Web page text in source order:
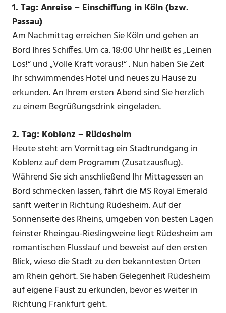
1. Tag: Anreise – Einschiffung in Köln (bzw.
Passau)
Am Nachmittag erreichen Sie Köln und gehen an
Bord Ihres Schiffes. Um ca. 18:00 Uhr heißt es „Leinen
Los!“ und „Volle Kraft voraus!“ . Nun haben Sie Zeit
Ihr schwimmendes Hotel und neues zu Hause zu
erkunden. An Ihrem ersten Abend sind Sie herzlich
zu einem Begrüßungsdrink eingeladen.
2. Tag: Koblenz – Rüdesheim
Heute steht am Vormittag ein Stadtrundgang in
Koblenz auf dem Programm (Zusatzausflug).
Während Sie sich anschließend Ihr Mittagessen an
Bord schmecken lassen, fährt die MS Royal Emerald
sanft weiter in Richtung Rüdesheim. Auf der
Sonnenseite des Rheins, umgeben von besten Lagen
feinster Rheingau-Rieslingweine liegt Rüdesheim am
romantischen Flusslauf und beweist auf den ersten
Blick, wieso die Stadt zu den bekanntesten Orten
am Rhein gehört. Sie haben Gelegenheit Rüdesheim
auf eigene Faust zu erkunden, bevor es weiter in
Richtung Frankfurt geht.